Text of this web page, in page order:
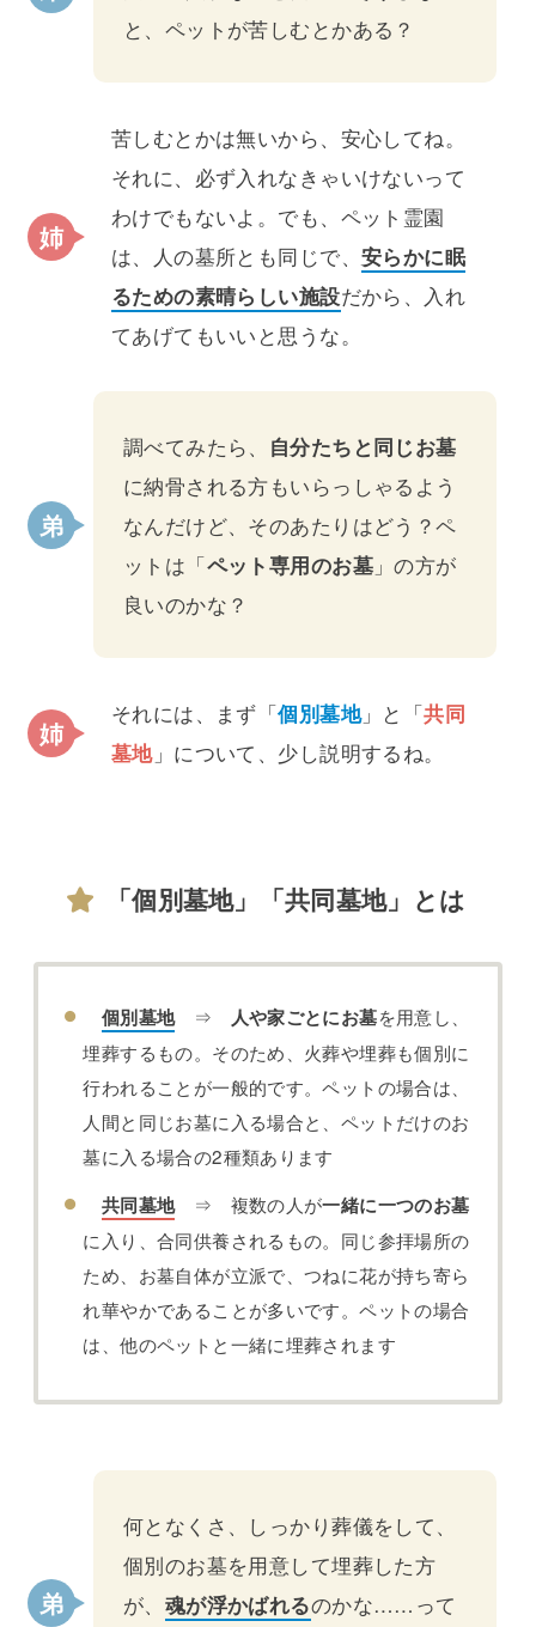
と、ペットが苦しむとかある？
苦しむとかは無いから、安心してね。
それに、必ず入れなきゃいけないって
わけでもないよ。でも、ペット霊園
は、人の墓所とも同じで、 安らかに眠
るための素晴らしい施設だから、入れ
てあげてもいいと思うな。
調べてみたら、 自分たちと同じお墓
に納骨される方もいらっしゃるよう
なんだけど、そのあたりはどう？ペ
ットは「ペット専用のお墓」の方が
良いのかな？
それには、まず「個別墓地」と「共同
墓地」について、少し説明するね。
「個別墓地」「共同墓地」とは
個別墓地⇒ 人や家ごとにお墓を用意し、
埋葬するもの。そのため、火葬や埋葬も個別に
行われることが一般的です。ペットの場合は、
人間と同じお墓に入る場合と、ペットだけのお
墓に入る場合の2種類あります
共同墓地⇒ 複数の人が一緒に一つのお墓
に入り、合同供養されるもの。同じ参拝場所の
ため、お墓自体が立派で、つねに花が持ち寄ら
れ華やかであることが多いです。ペットの場合
は、他のペットと一緒に埋葬されます
何となくさ、しっかり葬儀をして、
個別のお墓を用意して埋葬した方
が、 魂が浮かばれるのかな……って